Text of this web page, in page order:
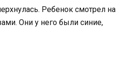
Ребенок смотрел на
Они у него были синие,